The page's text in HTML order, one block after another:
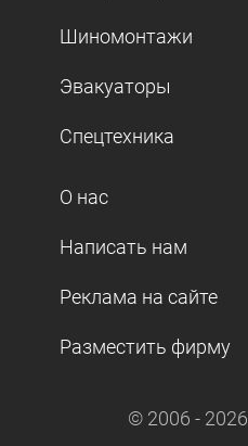
Шиномонтажи
Эвакуаторы
Спецтехника
О нас
Написать нам
Реклама на сайте
Разместить фирму
© 2006 - 2026